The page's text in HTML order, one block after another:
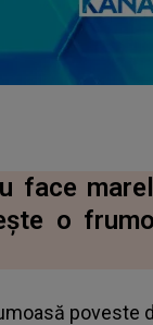
face
o
poveste